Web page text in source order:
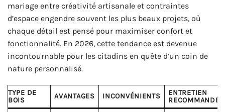
mariage entre créativité artisanale et contraintes
d’espace engendre souvent les plus beaux projets, où
chaque détail est pensé pour maximiser confort et
fonctionnalité. En 2026, cette tendance est devenue
incontournable pour les citadins en quête d’un coin de
nature personnalisé.
TYPE DE
BOIS
AVANTAGES INCONVÉNIENTS
ENTRETIEN
RECOMMANDÉ